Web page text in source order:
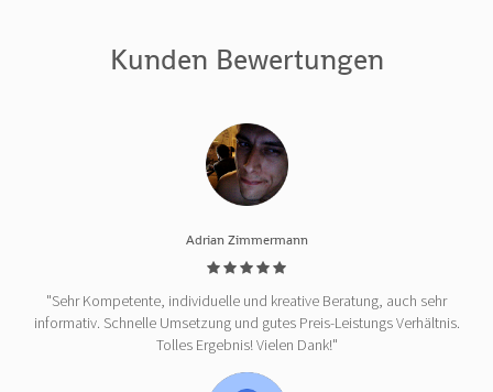
Kunden Bewertungen
Adrian Zimmermann
"Sehr Kompetente, individuelle und kreative Beratung, auch sehr
informativ. Schnelle Umsetzung und gutes Preis-Leistungs Verhältnis.
Tolles Ergebnis! Vielen Dank!"